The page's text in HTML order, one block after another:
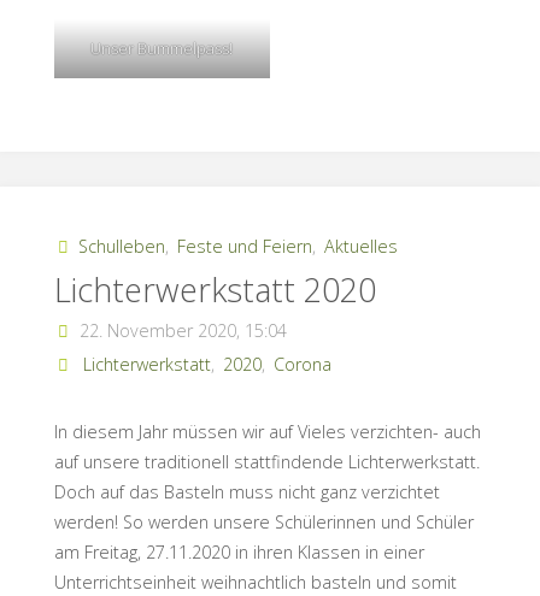
Unser Bummelpass!
Schulleben, Feste und Feiern, Aktuelles
Lichterwerkstatt 2020
22. November 2020, 15:04
Lichterwerkstatt, 2020, Corona
In diesem Jahr müssen wir auf Vieles verzichten- auch
auf unsere traditionell stattfindende Lichterwerkstatt.
Doch auf das Basteln muss nicht ganz verzichtet
werden! So werden unsere Schülerinnen und Schüler
am Freitag, 27.11.2020 in ihren Klassen in einer
Unterrichtseinheit weihnachtlich basteln und somit